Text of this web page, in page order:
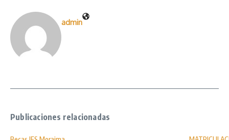
admin
Publicaciones relacionadas